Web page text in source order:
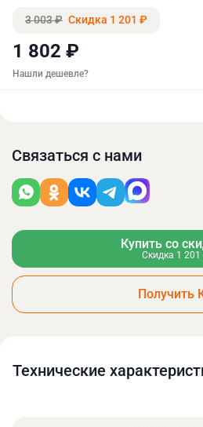
3 003 ₽ Скидка 1 201 ₽
1 802 ₽
Нашли дешевле?
Связаться с нами
Купить со
Получить
Технические